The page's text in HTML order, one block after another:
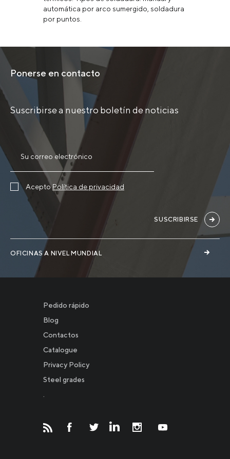
automática por arco sumergido, soldadura
por puntos.
Ponerse en contacto
Suscribirse a nuestro boletín de noticias
OFICINAS A NIVEL MUNDIAL
AceptoPolítica de privacidad
SUSCRIBIRSE
Pedido rápido
Blog
Contactos
Catalogue
Privacy Policy
Steel grades
.
Новости
Инвесторам